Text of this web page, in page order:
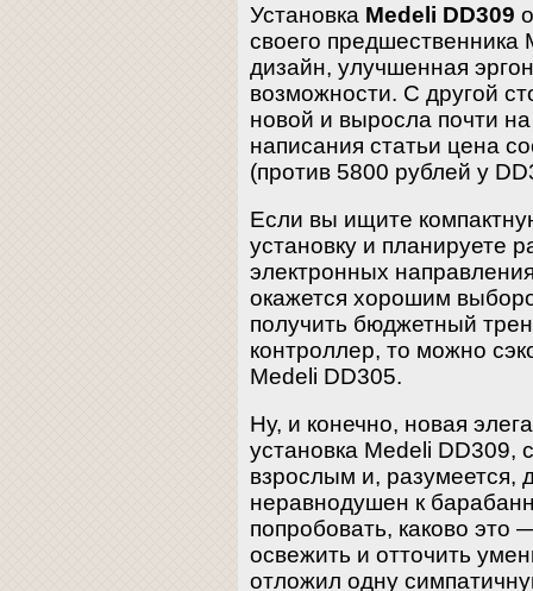
Установка Medeli DD309
своего предшественника
дизайн, улучшенная
возможности. С другой
новой и выросла почти
написания статьи цена
(против 5800 рублей у
Если вы ищите
установку и планируете
электронных
окажется хорошим
получить бюджетный
контроллер, то можно
Medeli DD305.
Ну, и конечно, новая
установка Medeli DD309,
взрослым и, разумеется,
неравнодушен к
попробовать, каково это
освежить и отточить
отложил одну